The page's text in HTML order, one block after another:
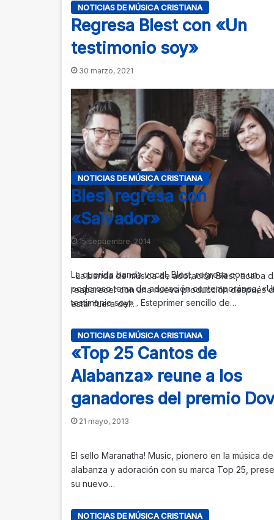
NOTICIAS DE MÚSICA CRISTIANA
Regresa Blest con «Un
testimonio soy»
30 marzo, 2021
La querida banda vocal, Blest, regresa con un
poderoso tema de adoración contemporánea,
testimonio soy» . Esteprimer sencillo de…
NOTICIAS DE MÚSICA CRISTIANA
Blest regresa con
«Salvador»
15 septiembre, 2014
La banda de música de adoración Blest, acaba
reaparecer con una nueva producción después
estar fuera del…
NOTICIAS DE MÚSICA CRISTIANA
«Top 25 Cantos de
Alabanza» reune a los
ganadores del premio
21 mayo, 2013
El sello Maranatha! Music, pionero en la música de
alabanza y adoración con su marca Top 25,
su nuevo…
NOTICIAS DE MÚSICA CRISTIANA